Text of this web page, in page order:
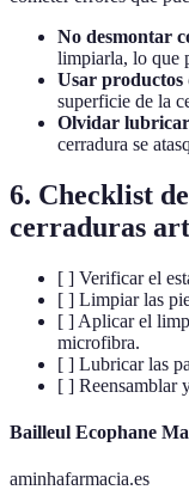
No desmontar
limpiarla, lo que
Usar productos
superficie de la
Olvidar
cerradura se
6. Checklist
cerraduras
[ ] Verificar el
[ ] Limpiar las
[ ] Aplicar el
microfibra.
[ ] Lubricar las
[ ] Reensamblar
Bailleul Ecophane
aminhafarmacia.es